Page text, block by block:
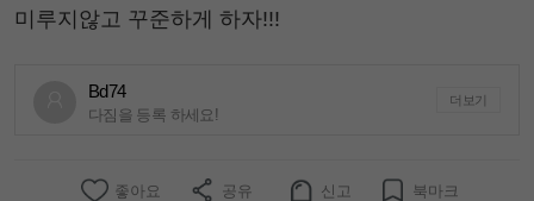
미루지않고 꾸준하게 하자!!!
Bd74
다짐을 등록 하세요!
더보기
좋아요 공유 신고 북마크